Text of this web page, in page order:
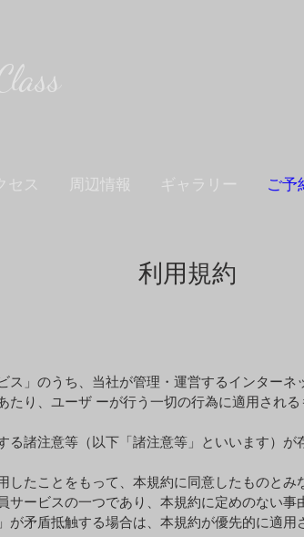
セス 周辺情報 ギャラリー ご予
​利用規約
ス」のうち、当社が管理・運営するインター
たり、ユーザ ーが⾏う⼀切の⾏為に適⽤され
る諸注意等（以下「諸注意等」といいます）
たことをもって、本規約に同意したものとみ
サービスの⼀つであり、本規約に定めのない
⽭盾抵触する場合は、本規約が優先的に適⽤